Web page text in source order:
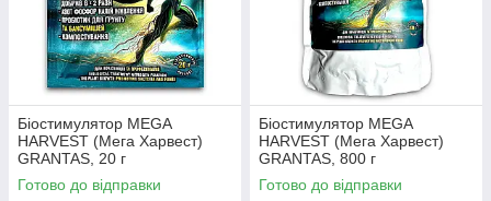
Біостимулятор MEGA
HARVEST (Мега Харвест)
GRANTAS, 20 г
Готово до відправки
Біостимулятор MEGA
HARVEST (Мега Харвест)
GRANTAS, 800 г
Готово до відправки